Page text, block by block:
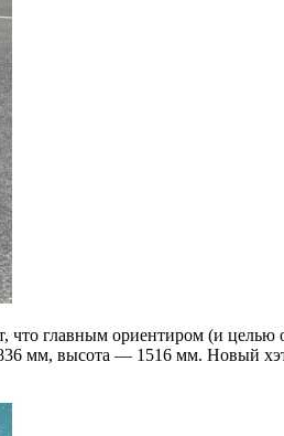
что главным ориентиром (и
мм, высота — 1516 мм. Новый